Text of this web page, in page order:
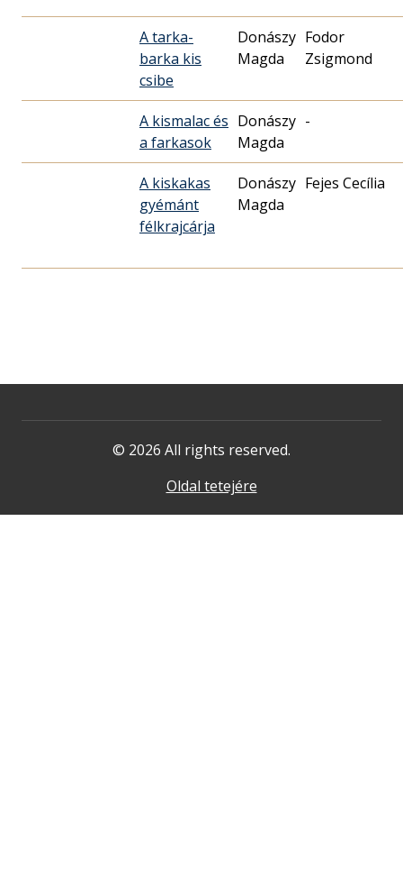
A tarka-
barka kis
csibe
Donászy
Magda
Fodor
Zsigmond
A kismalac és
a farkasok
Donászy
Magda
-
A kiskakas
gyémánt
félkrajcárja
Donászy
Magda
Fejes Cecília
© 2026 All rights reserved.
Oldal tetejére